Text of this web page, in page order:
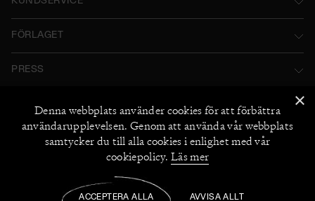
P.O. Box 2052
Besöksadress: Tryckerigatan 4
+46 (0) 8 769 88 00
+46 (0) 8 769 88 00
Användarvillkor
Cookiepolicy
FÖRLAGET
Norstedts Agency
Miljö och hållbarhet
Medarbetare
PRESS
Bildarkiv
Recensionsexemplar
FÖLJ OSS
Instagram
UTFORSKA NORSTEDTS
©Norstedts
×
Denna webbplats använder cookies för att förbättra
användarupplevelsen. Genom att använda vår webbplats
samtycker du till alla cookies i enlighet med vår
cookiepolicy.Läs mer
ACCEPTERA ALLA AVVISA ALLT